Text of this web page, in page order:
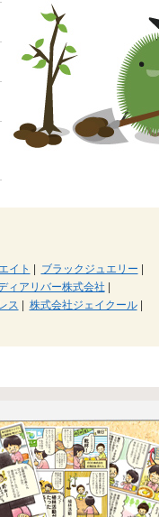
イト ブラックジュエリー
ィアリバー株式会社
ス 株式会社ジェイクール|